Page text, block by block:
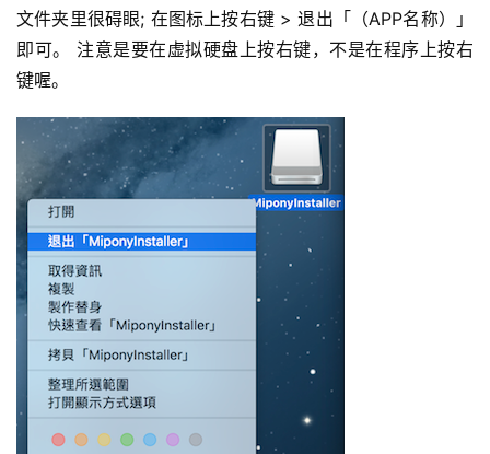
文件夹里很碍眼; 在图标上按右键 > 退出「（APP名称）」
即可。 注意是要在虚拟硬盘上按右键，不是在程序上按右
键喔。